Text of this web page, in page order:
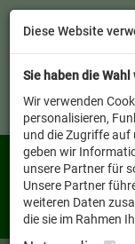
Diese Website
Sie haben die
Wir verwenden
personalisieren,
und die Zugriffe auf
geben wir
unsere Partner für
Unsere Partner
weiteren Daten
die sie im Rahmen